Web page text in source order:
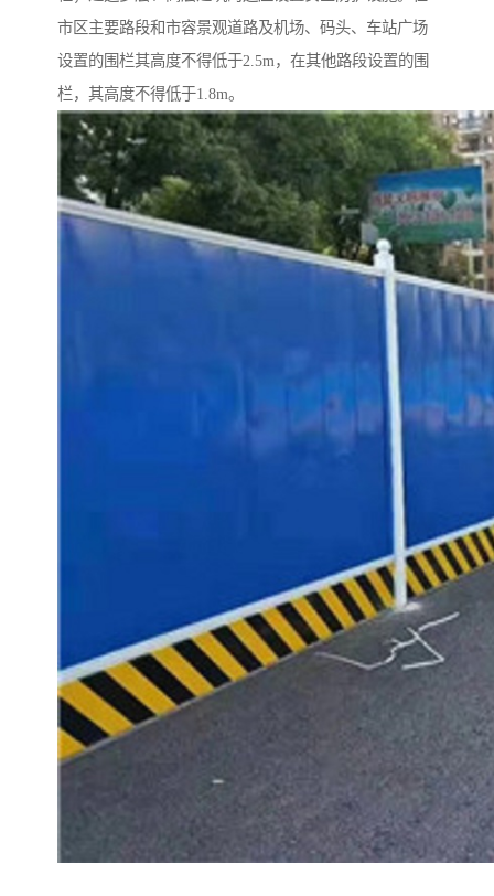
市区主要路段和市容景观道路及机场、码头、车站广场
设置的围栏其高度不得低于2.5m，在其他路段设置的围
栏，其高度不得低于1.8m。